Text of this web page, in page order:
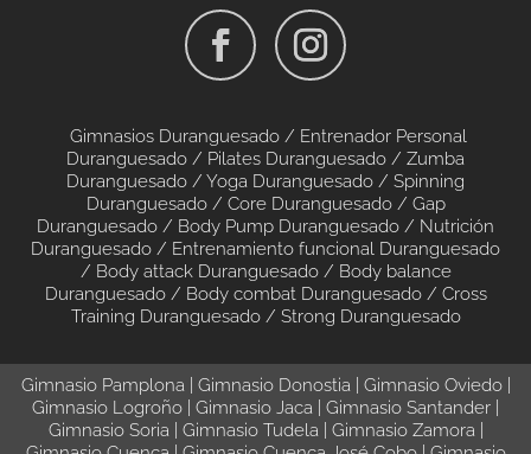
Gimnasios Duranguesado / Entrenador Personal
Duranguesado / Pilates Duranguesado / Zumba
Duranguesado / Yoga Duranguesado / Spinning
Duranguesado/ Core Duranguesado/ Gap
Duranguesado / Body Pump Duranguesado / Nutrición
Duranguesado / Entrenamiento funcional Duranguesado
/ Body attack Duranguesado/ Body balance
Duranguesado/ Body combat Duranguesado/ Cross
Training Duranguesado/ Strong Duranguesado
Gimnasio Pamplona| Gimnasio Donostia| Gimnasio Oviedo|
Gimnasio Logroño
Gimnasio Jaca Gimnasio Santander
Gimnasio Soria| Gimnasio Tudela| Gimnasio Zamora|